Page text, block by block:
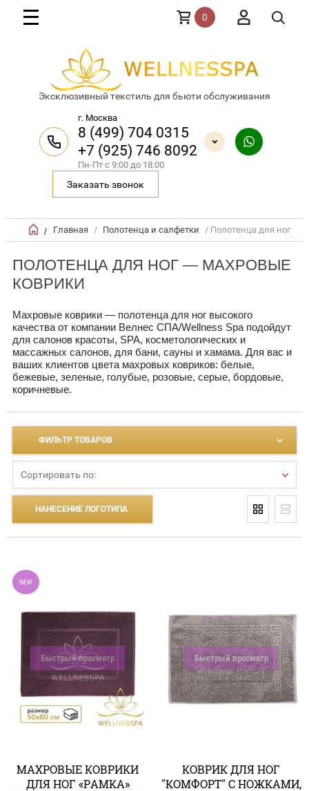
Эксклюзивный текстиль для бьюти обслуживания
г. Москва
8 (499) 704 0315
+7 (925) 746 8092
Пн-Пт с 9:00 до 18:00
Заказать звонок
0
/ Главная / Полотенца и салфетки / Полотенца для ног
ПОЛОТЕНЦА ДЛЯ НОГ — МАХРОВЫЕ
КОВРИКИ
Махровые коврики — полотенца для ног высокого
качества от компании Велнес СПА/Wellness Spa подойдут
для салонов красоты, SPA, косметологических и
массажных салонов, для бани, сауны и хамама. Для вас и
ваших клиентов цвета махровых ковриков: белые,
бежевые, зеленые, голубые, розовые, серые, бордовые,
коричневые.
ФИЛЬТР ТОВАРОВ
Сортировать по:
НАНЕСЕНИЕ ЛОГОТИПА
Быстрый просмотр
NEW
МАХРОВЫЕ КОВРИКИ
ДЛЯ НОГ «РАМКА»
Быстрый просмотр
КОВРИК ДЛЯ НОГ
"КОМФОРТ" С НОЖКАМИ,